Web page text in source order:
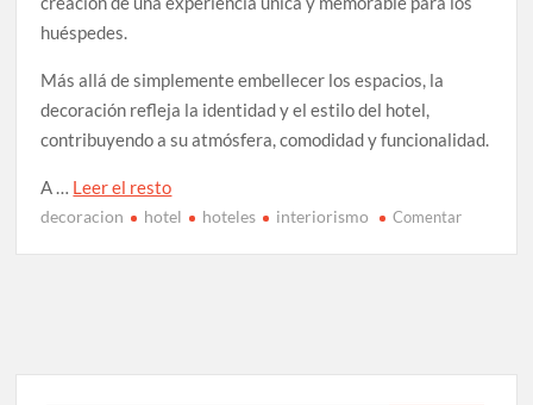
huéspedes.
Más allá de simplemente embellecer los espacios, la
decoración refleja la identidad y el estilo del hotel,
contribuyendo a su atmósfera, comodidad y funcionalidad.
A … Leer el resto
decoracion hotel hoteles interiorismo Comentaren
para